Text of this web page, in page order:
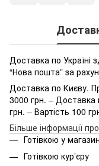
Доставка по Україні
“Нова пошта” за
Доставка по Києву.
3000 грн. – Доставка
грн. – Вартість 100
Більше інформації
Готівкою у
Готівкою кур’єру